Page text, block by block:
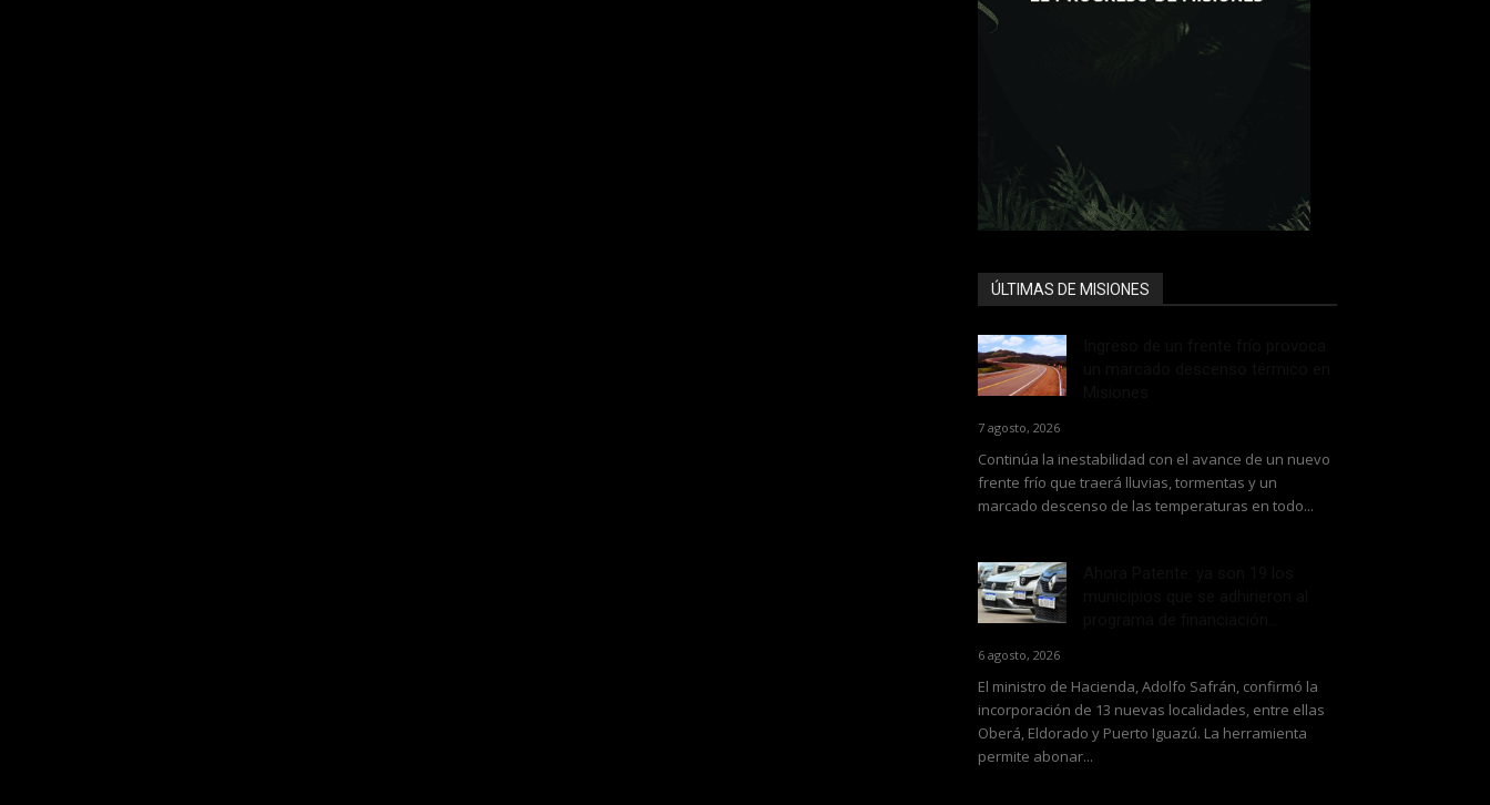
ÚLTIMAS DE MISIONES
7 agosto, 2026
Continúa la inestabilidad con el avance de un nuevo
frente frío que traerá lluvias, tormentas y un
marcado descenso de las temperaturas en todo...
6 agosto, 2026
El ministro de Hacienda, Adolfo Safrán, confirmó la
incorporación de 13 nuevas localidades, entre ellas
Oberá, Eldorado y Puerto Iguazú. La herramienta
permite abonar...